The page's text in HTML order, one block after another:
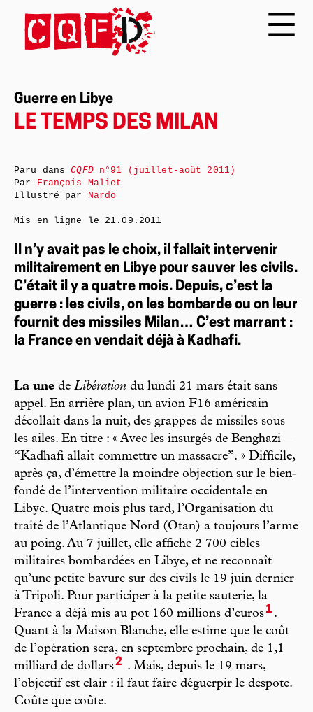
Guerre en Libye
LE TEMPS DES MILAN
Il n’y avait pas le choix, il fallait intervenir
militairement en Libye pour sauver les civils.
C’était il y a quatre mois. Depuis, c’est la
guerre : les civils, on les bombarde ou on leur
fournit des missiles Milan… C’est marrant :
la France en vendait déjà à Kadhafi.
La une de Libération du lundi 21 mars était sans
appel. En arrière plan, un avion F16 américain
décollait dans la nuit, des grappes de missiles sous
les ailes. En titre : « Avec les insurgés de Benghazi –
“Kadhafi allait commettre un massacre”. » Difficile,
après ça, d’émettre la moindre objection sur le bien-
fondé de l’intervention militaire occidentale en
Libye. Quatre mois plus tard, l’Organisation du
traité de l’Atlantique Nord (Otan) a toujours l’arme
au poing. Au 7 juillet, elle affiche 2 700 cibles
militaires bombardées en Libye, et ne reconnaît
qu’une petite bavure sur des civils le 19 juin dernier
à Tripoli. Pour participer à la petite sauterie, la
France a déjà mis au pot 160 millions d’euros1 .
Quant à la Maison Blanche, elle estime que le coût
de l’opération sera, en septembre prochain, de 1,1
milliard de dollars2 . Mais, depuis le 19 mars,
l’objectif est clair : il faut faire déguerpir le despote.
Coûte que coûte.
Paru dansCQFDn°91 (juillet-août 2011)
Par François Maliet
Illustré par Nardo
Mis en ligne le 21.09.2011